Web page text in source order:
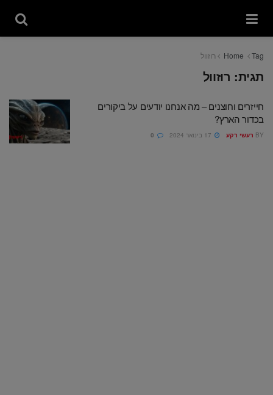
Home Tag רוזוול
תגית: רוזוול
חייזרים וחוצנים – מה אנחנו יודעים על ביקורים
בכדור הארץ?
BY רעשי רקע